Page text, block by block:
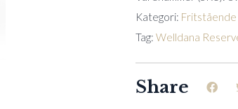
meter
PMV,
og
Kategori: Fritstående
Tag: Welldana
Share